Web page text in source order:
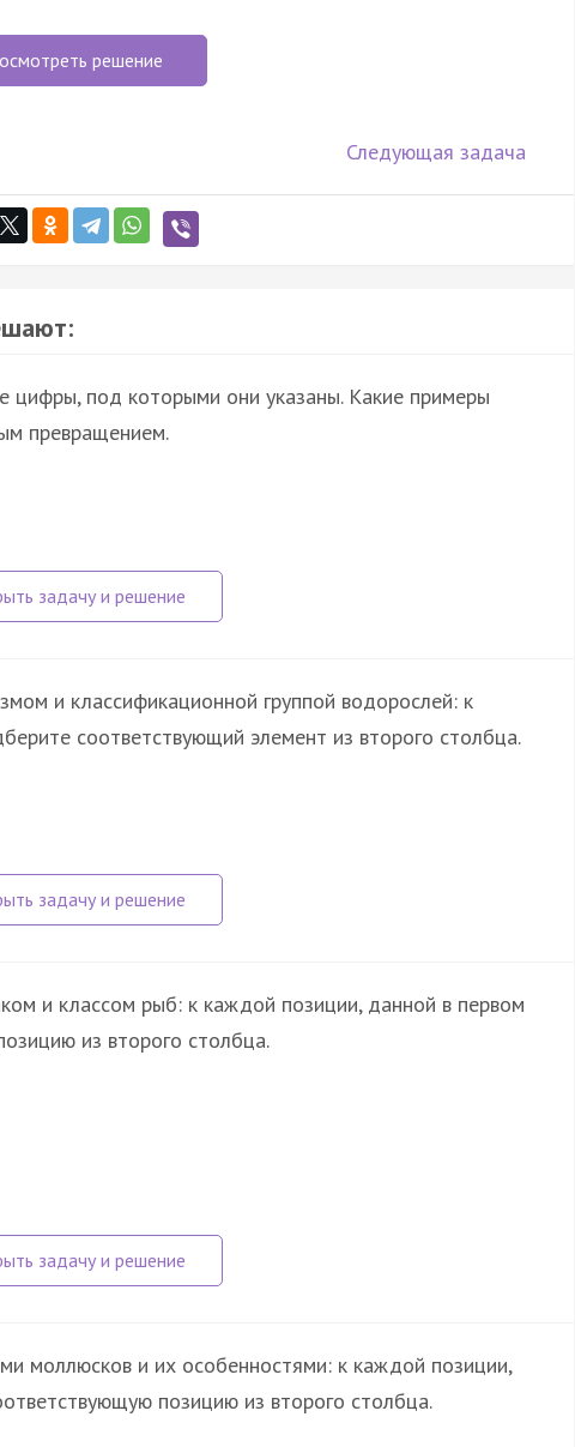
решение
Следующая задача
цифры, под которыми они указаны. Какие примеры
превращением.
и классификационной группой водорослей: к
соответствующий элемент из второго столбца.
и классом рыб: к каждой позиции, данной в первом
из второго столбца.
моллюсков и их особенностями: к каждой позиции,
позицию из второго столбца.